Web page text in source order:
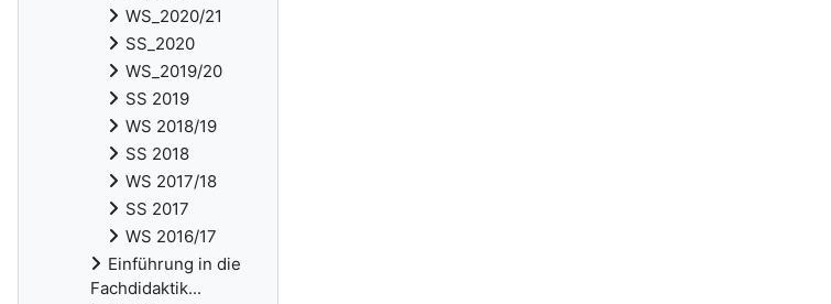
WS_2020/21
SS_2020
WS_2019/20
SS 2019
WS 2018/19
SS 2018
WS 2017/18
SS 2017
WS 2016/17
Einführung in die
Fachdidaktik...